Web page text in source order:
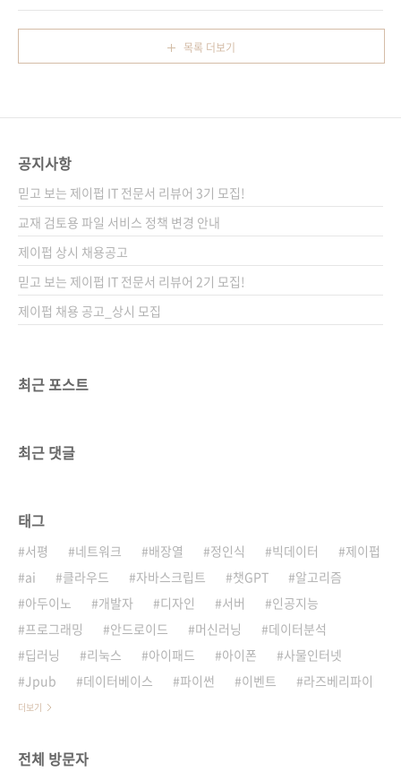
책 외에 [아두이노 상상을 스케치하다], [핵심 예
제로 배우는 아두이노 프로그래밍], [스케치로
시작하는 아두이노 프로그래밍], 그리고 [아트멜
법! 출판사 제이펍저자명 허경용출판일 2015년
7월 29일페이지 568쪽시리즈 테크 러닝 시리즈
하드웨어 / 마이크로컨트롤러관련 사이트■ 저
자 운영 카페■ 필요 부품 구매처 관련 포스트■
2015/07/20 - [출간전 책소식] - 아두이노 우노
의 심장, A..
목록 더보기
공지사항
믿고 보는 제이펍 IT 전문서 리뷰어 3기 모집!
교재 검토용 파일 서비스 정책 변경 안내
제이펍 상시 채용공고
믿고 보는 제이펍 IT 전문서 리뷰어 2기 모집!
제이펍 채용 공고_상시 모집
최근 포스트
최근 댓글
태그
서평 네트워크 배장열 정인식 빅데이터
제이펍
ai
클라우드 자바스크립트 챗GPT
알고리즘
아두이노
개발자 디자인 서버
인공지능
프로그래밍
안드로이드 머신러닝
데이터분석
딥러닝
리눅스 아이패드 아이폰
사물인터넷
Jpub
데이터베이스 파이썬 이벤트 라즈베리파이
더보기
전체 방문자